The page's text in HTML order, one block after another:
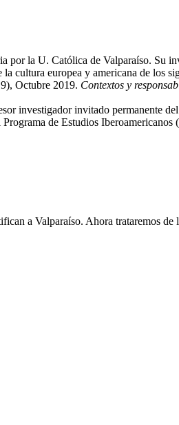
la U. Católica de Valparaíso. Su
la cultura europea y americana de los
Octubre 2019. Contextos y
investigador invitado permanente
de Estudios
a Valparaíso. Ahora trataremos de